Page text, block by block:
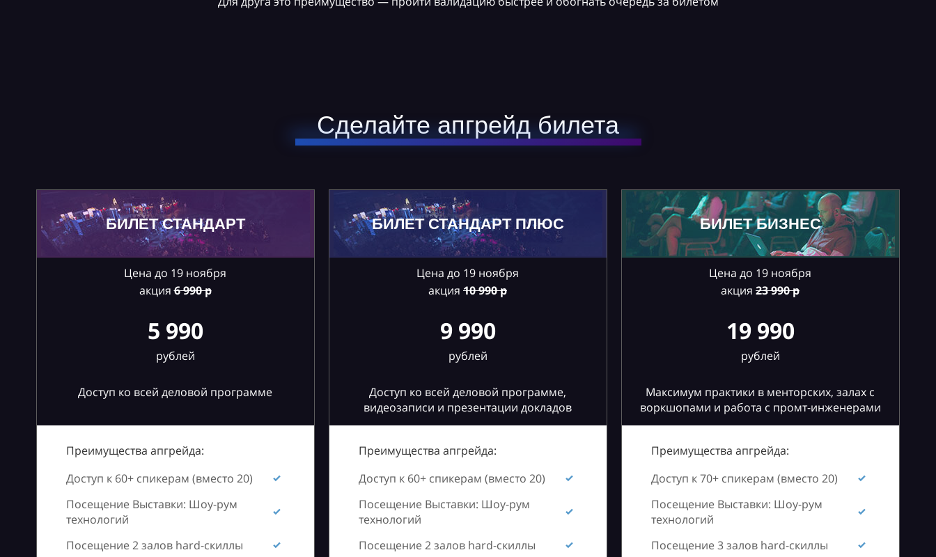
Сделайте апгрейд билета
БИЛЕТ СТАНДАРТ
Цена до 19 ноября
акция 6990 р
5 990
рублей
Доступ ко всей деловой программе
Преимущества апгрейда:
Доступ к 60+ спикерам (вместо 20)
Посещение Выставки: Шоу-рум
технологий
Посещение 2 залов hard-скиллы
БИЛЕТ СТАНДАРТ ПЛЮС
Цена до 19 ноября
акция 10990 р
9 990
рублей
Доступ ко всей деловой программе,
видеозаписи и презентации докладов
Преимущества апгрейда:
Доступ к 60+ спикерам (вместо 20)
Посещение Выставки: Шоу-рум
технологий
Посещение 2 залов hard-скиллы
БИЛЕТ БИЗНЕС
Цена до 19 ноября
акция 23990 р
19 990
рублей
Максимум практики в менторских, залах с
воркшопами и работа с промт-инженерами
Преимущества апгрейда:
Доступ к 70+ спикерам (вместо 20)
Посещение Выставки: Шоу-рум
технологий
Посещение 3 залов hard-скиллы